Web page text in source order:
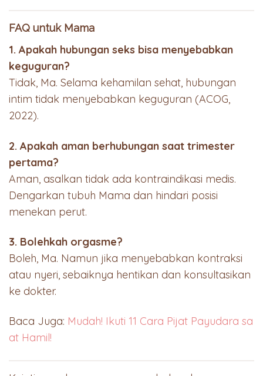
FAQ untuk Mama
1. Apakah hubungan seks bisa menyebabkan
keguguran?
Tidak, Ma. Selama kehamilan sehat, hubungan
intim tidak menyebabkan keguguran (ACOG,
2022).
2. Apakah aman berhubungan saat trimester
pertama?
Aman, asalkan tidak ada kontraindikasi medis.
Dengarkan tubuh Mama dan hindari posisi
menekan perut.
3. Bolehkah orgasme?
Boleh, Ma. Namun jika menyebabkan kontraksi
atau nyeri, sebaiknya hentikan dan konsultasikan
ke dokter.
Baca Juga: Mudah! Ikuti 11 Cara Pijat Payudara sa
at Hamil!